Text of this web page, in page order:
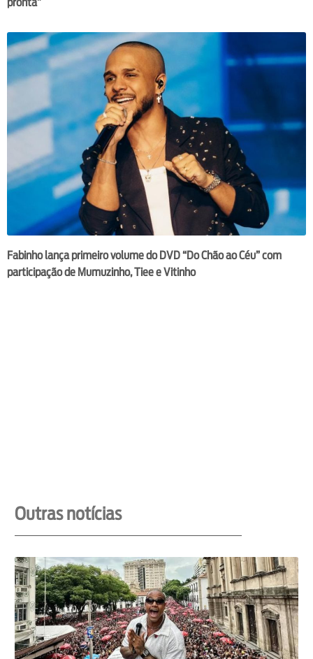
pronta”
Fabinho lança primeiro volume do DVD “Do Chão ao Céu” com
participação de Mumuzinho, Tiee e Vitinho
Outras notícias